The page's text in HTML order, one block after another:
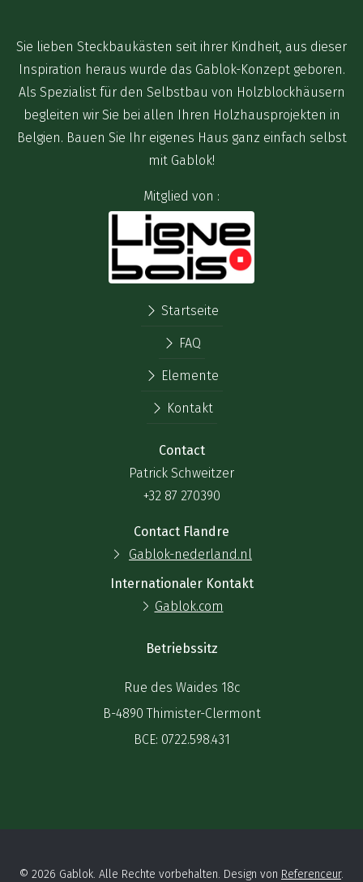
Sie lieben Steckbaukästen seit ihrer Kindheit, aus dieser
Inspiration heraus wurde das Gablok-Konzept geboren.
Als Spezialist für den Selbstbau von Holzblockhäusern
begleiten wir Sie bei allen Ihren Holzhausprojekten in
Belgien. Bauen Sie Ihr eigenes Haus ganz einfach selbst
mit Gablok!
Mitglied von :
Startseite
FAQ
Elemente
Kontakt
Contact
Patrick Schweitzer
+32 87 270390
Contact Flandre
Gablok-nederland.nl
Internationaler Kontakt
Gablok.com
Betriebssitz
Rue des Waides 18c
B-4890 Thimister-Clermont
BCE: 0722.598.431
© 2026 Gablok. Alle Rechte vorbehalten. Design von Referenceur.